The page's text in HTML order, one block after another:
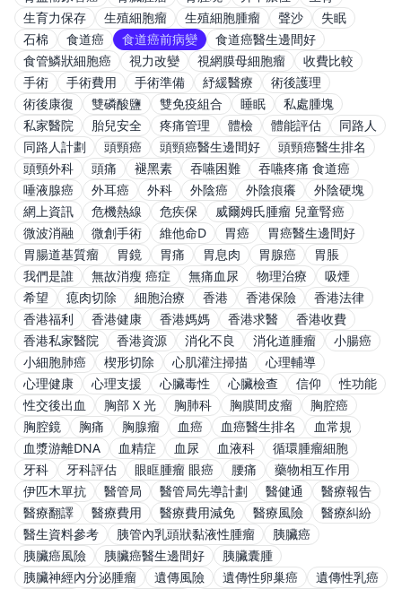
生育力保存
生殖細胞瘤 生殖細胞腫瘤 聲沙
失眠
石棉
食道癌 食道癌前病變
食道癌醫生邊間好
食管鱗狀細胞癌
視力改變 視網膜母細胞瘤
收費比較
手術
手術費用 手術準備 紓緩醫療
術後護理
術後康復
雙磷酸鹽 雙免疫組合 睡眠
私處腫塊
私家醫院
胎兒安全 疼痛管理 體檢 體能評估
同路人
同路人計劃
頭頸癌 頭頸癌醫生邊間好
頭頸癌醫生排名
頭頸外科
頭痛 褪黑素 吞嚥困難
吞嚥疼痛 食道癌
唾液腺癌
外耳癌 外科 外陰癌 外陰痕癢
外陰硬塊
網上資訊
危機熱線 危疾保
威爾姆氏腫瘤 兒童腎癌
微波消融
微創手術 維他命D 胃癌
胃癌醫生邊間好
胃腸道基質瘤
胃鏡 胃痛 胃息肉 胃腺癌
胃脹
我們是誰
無故消瘦 癌症 無痛血尿 物理治療
吸煙
希望
瘜肉切除 細胞治療 香港 香港保險
香港法律
香港福利
香港健康 香港媽媽 香港求醫
香港收費
香港私家醫院
香港資源 消化不良 消化道腫瘤
小腸癌
小細胞肺癌
楔形切除 心肌灌注掃描
心理輔導
心理健康
心理支援 心臟毒性 心臟檢查 信仰
性功能
性交後出血
胸部 X 光 胸肺科 胸膜間皮瘤
胸腔癌
胸腔鏡
胸痛 胸腺瘤 血癌 血癌醫生排名
血常規
血漿游離DNA
血精症 血尿 血液科
循環腫瘤細胞
牙科
牙科評估 眼眶腫瘤 眼癌 腰痛
藥物相互作用
伊匹木單抗
醫管局 醫管局先導計劃 醫健通
醫療報告
醫療翻譯
醫療費用 醫療費用減免 醫療風險
醫療糾紛
醫生資料參考
胰管內乳頭狀黏液性腫瘤
胰臟癌
胰臟癌風險
胰臟癌醫生邊間好
胰臟囊腫
胰臟神經內分泌腫瘤
遺傳風險 遺傳性卵巢癌
遺傳性乳癌